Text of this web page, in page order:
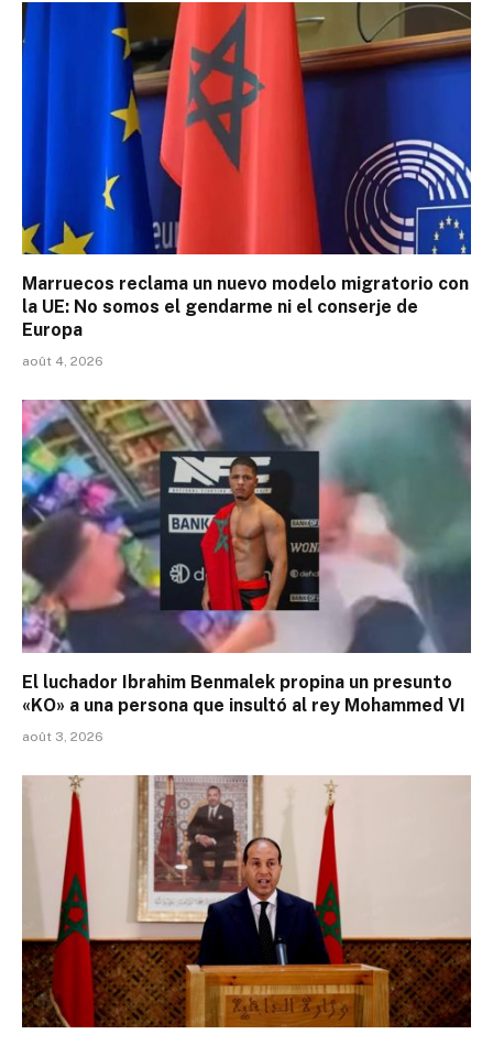
Marruecos reclama un nuevo modelo migratorio con
la UE: No somos el gendarme ni el conserje de
Europa
août 4, 2026
El luchador Ibrahim Benmalek propina un presunto
«KO» a una persona que insultó al rey Mohammed VI
août 3, 2026